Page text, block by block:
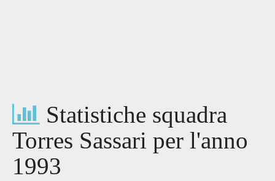
Statistiche squadra
Torres Sassari per l'anno
1993